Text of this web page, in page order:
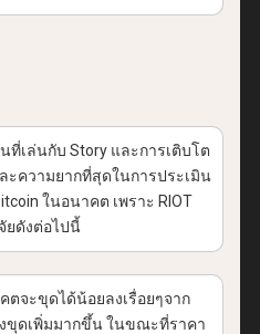
ที่เล่นกับ Story และการเติบโต
ความยากที่สุดในการประเมิน
ในอนาคต เพราะ RIOT
ยดังต่อไปนี้
จะขุดได้น้อยลงเรื่อยๆจาก
ขุดเพิ่มมากขึ้น ในขณะที่ราคา